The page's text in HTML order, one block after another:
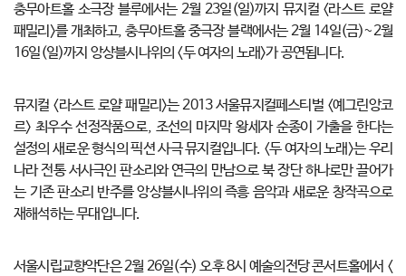
충무아트홀 소극장 블루에서는 2월 23일(일)까지 뮤지컬 <라스트 로얄
패밀리>를 개최하고, 충무아트홀 중극장 블랙에서는 2월 14일(금)~2월
16일(일)까지 앙상블시나위의 <두 여자의 노래>가 공연됩니다.
뮤지컬 <라스트 로얄 패밀리>는 2013 서울뮤지컬페스티벌 <예그린앙코
르> 최우수 선정작품으로, 조선의 마지막 왕세자 순종이 가출을 한다는
설정의 새로운 형식의 픽션 사극 뮤지컬입니다. <두 여자의 노래>는 우리
나라 전통 서사극인 판소리와 연극의 만남으로 북 장단 하나로만 끌어가
는 기존 판소리 반주를 앙상블시나위의 즉흥 음악과 새로운 창작곡으로
재해석하는 무대입니다.
서울시립교향악단은 2월 26일(수) 오후 8시 예술의전당 콘서트홀에서 <